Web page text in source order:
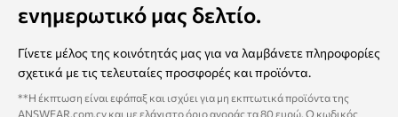
ενημερωτικό μας δελτίο.
Γίνετε μέλος της κοινότητάς μας για να λαμβάνετε πληροφορίες
σχετικά με τις τελευταίες προσφορές και προϊόντα.
**Η έκπτωση είναι εφάπαξ και ισχύει για μη εκπτωτικά προϊόντα της
ANSWEAR.com.cy και με ελάχιστο όριο αγοράς τα 80 ευρώ. Ο κωδικός